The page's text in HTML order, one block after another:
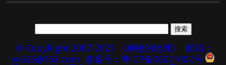
© CopyRight 2007-2023 《神秘的地球》
邮箱：
yy525@163.com 备案号：粤ICP备06021002号